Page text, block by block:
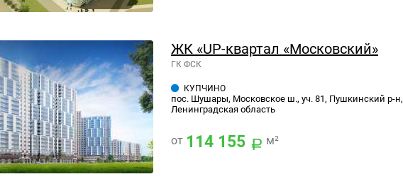
ЖК «UP-квартал «Московский»
ГК ФСК
КУПЧИНО
пос. Шушары, Московское ш., уч. 81, Пушкинский р-н,
Ленинградская область
от 114 155 м²